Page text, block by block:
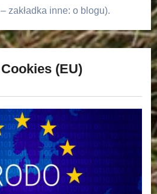
zakładka inne: o blogu).
(EU)